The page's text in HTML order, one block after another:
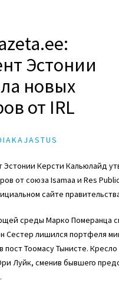
Эстонии
новых
от IRL
Эстонии Керсти Кальюлайд
от союза Isamaa и Res
сайте
среды Марко Померанца
Сестер лишился портфеля
Тоомасу Тынисте.
Луйк, сменив бывшего